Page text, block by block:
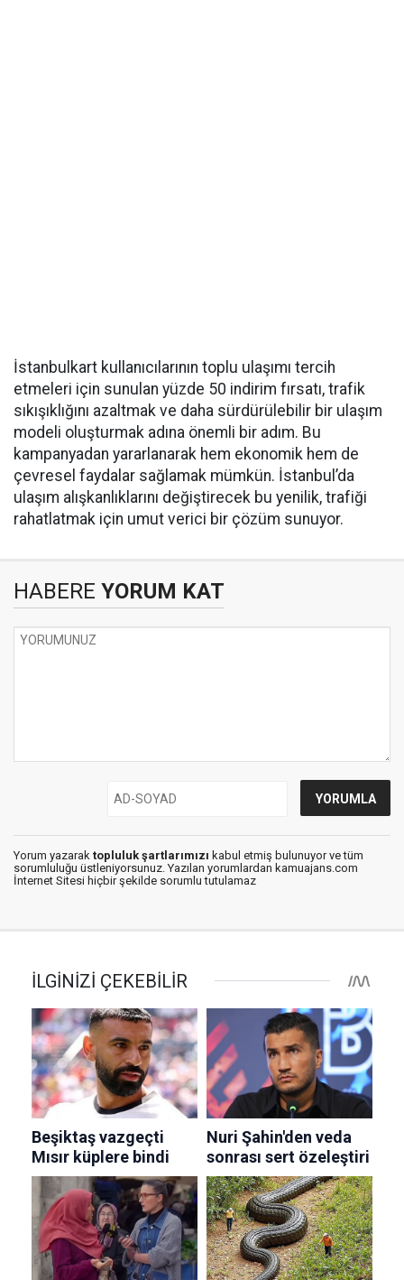
İstanbulkart kullanıcılarının toplu ulaşımı tercih
etmeleri için sunulan yüzde 50 indirim fırsatı, trafik
sıkışıklığını azaltmak ve daha sürdürülebilir bir ulaşım
modeli oluşturmak adına önemli bir adım. Bu
kampanyadan yararlanarak hem ekonomik hem de
çevresel faydalar sağlamak mümkün. İstanbul’da
ulaşım alışkanlıklarını değiştirecek bu yenilik, trafiği
rahatlatmak için umut verici bir çözüm sunuyor.
HABERE YORUM KAT
Yorum yazarak topluluk şartlarımızı kabul etmiş bulunuyor ve tüm
sorumluluğu üstleniyorsunuz. Yazılan yorumlardan kamuajans.com
İnternet Sitesi hiçbir şekilde sorumlu tutulamaz